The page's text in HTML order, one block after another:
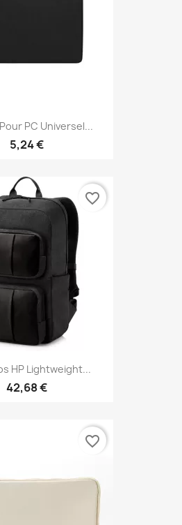
PC Universel...
5,24 €
HP Lightweight...
42,68 €
favorite_border
favorite_border